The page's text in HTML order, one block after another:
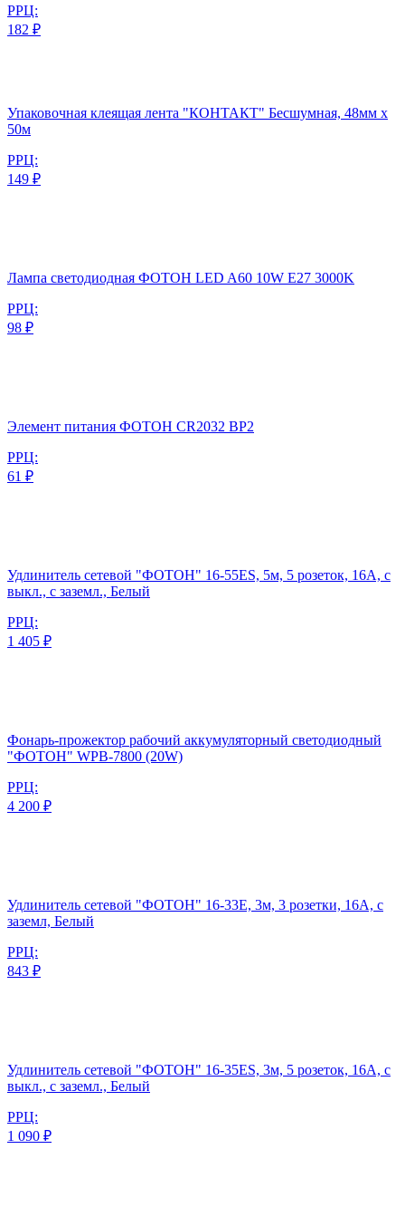
РРЦ:
182 ₽
Упаковочная клеящая лента "КОНТАКТ" Бесшумная, 48мм х
50м
РРЦ:
149 ₽
Лампа светодиодная ФОТОН LED A60 10W E27 3000K
РРЦ:
98 ₽
Элемент питания ФОТОН CR2032 BP2
РРЦ:
61 ₽
Удлинитель сетевой "ФОТОН" 16-55ЕS, 5м, 5 розеток, 16А, с
выкл., с заземл., Белый
РРЦ:
1 405 ₽
Фонарь-прожектор рабочий аккумуляторный светодиодный
"ФОТОН" WPВ-7800 (20W)
РРЦ:
4 200 ₽
Удлинитель сетевой "ФОТОН" 16-33Е, 3м, 3 розетки, 16А, с
заземл, Белый
РРЦ:
843 ₽
Удлинитель сетевой "ФОТОН" 16-35ЕS, 3м, 5 розеток, 16А, с
выкл., с заземл., Белый
РРЦ:
1 090 ₽